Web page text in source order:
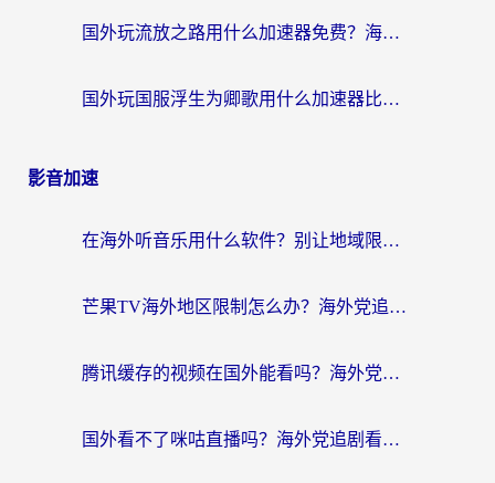
国外玩流放之路用什么加速器免费？海外党亲测有效的国服游戏加速指南
国外玩国服浮生为卿歌用什么加速器比较好？海外党亲测不踩坑指南
影音加速
在海外听音乐用什么软件？别让地域限制断了你的华语歌单
芒果TV海外地区限制怎么办？海外党追剧看片的实用加速器选择指南
腾讯缓存的视频在国外能看吗？海外党追剧看片的终极解决方案
国外看不了咪咕直播吗？海外党追剧看片的加速器选择指南